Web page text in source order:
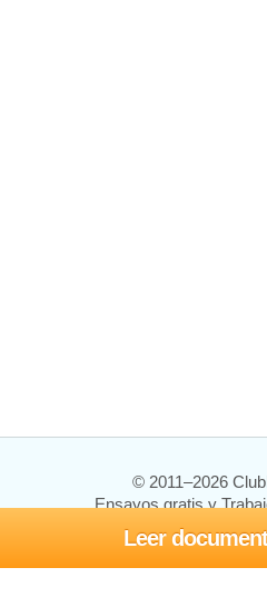
Leer
© 2011–2026
Ensayos gratis y